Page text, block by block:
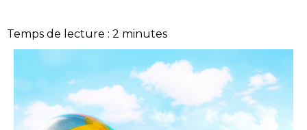
Temps de lecture : 2 minutes